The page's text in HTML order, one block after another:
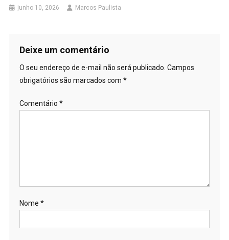
junho 10, 2026 Marcos Paulista
Deixe um comentário
O seu endereço de e-mail não será publicado. Campos
obrigatórios são marcados com *
Comentário *
Nome *